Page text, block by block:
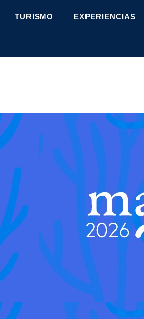
TURISMO EXPERIENCIAS